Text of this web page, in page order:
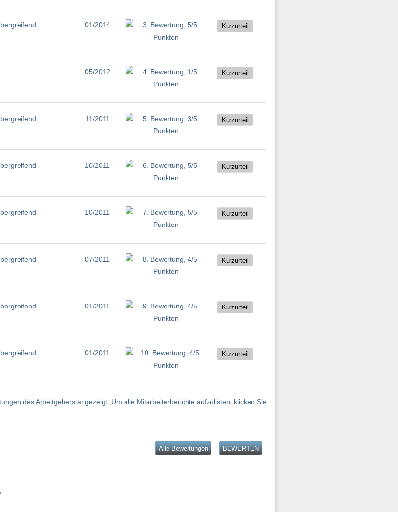
01/2014 Kurzurteil
05/2012 Kurzurteil
11/2011 Kurzurteil
10/2011 Kurzurteil
10/2011 Kurzurteil
07/2011 Kurzurteil
01/2011 Kurzurteil
01/2011 Kurzurteil
des Arbeitgebers angezeigt. Um alle Mitarbeiterberichte aufzulisten, klicken Sie
Alle Bewertungen BEWERTEN